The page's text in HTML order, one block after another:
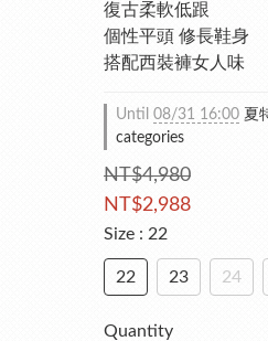
復古柔軟低跟
個性平頭 修長鞋身
搭配西裝褲女人味
Until 08/31 16:00 夏
categories
NT$4,980
NT$2,988
Size : 22
22 23 24
Quantity